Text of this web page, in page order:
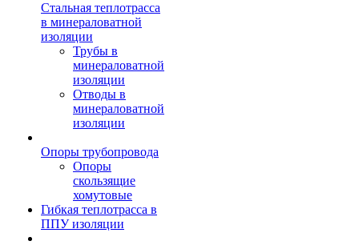
Стальная теплотрасса
в минераловатной
изоляции
Трубы в
минераловатной
изоляции
Отводы в
минераловатной
изоляции
Опоры трубопровода
Опоры
скользящие
хомутовые
Гибкая теплотрасса в
ППУ изоляции